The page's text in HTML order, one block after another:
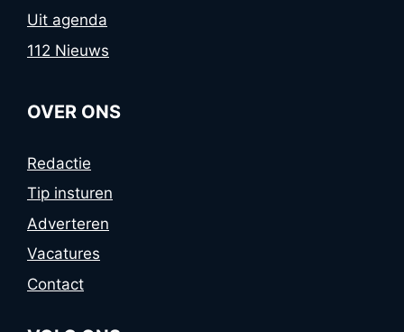
Uit agenda
112 Nieuws
OVER ONS
Redactie
Tip insturen
Adverteren
Vacatures
Contact